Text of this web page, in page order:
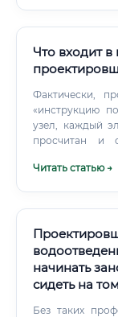
Что входит в
Фактически,
«инструкцию
узел, каждый
просчитан и
находиться в
Читать статью →
начинать
сидеть на
Без таких